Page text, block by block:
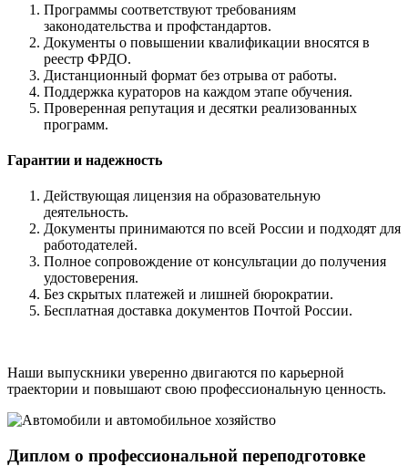
Программы соответствуют требованиям
законодательства и профстандартов.
Документы о повышении квалификации вносятся в
реестр ФРДО.
Дистанционный формат без отрыва от работы.
Поддержка кураторов на каждом этапе обучения.
Проверенная репутация и десятки реализованных
программ.
Гарантии и надежность
Действующая лицензия на образовательную
деятельность.
Документы принимаются по всей России и подходят для
работодателей.
Полное сопровождение от консультации до получения
удостоверения.
Без скрытых платежей и лишней бюрократии.
Бесплатная доставка документов Почтой России.
Наши выпускники уверенно двигаются по карьерной
траектории и повышают свою профессиональную ценность.
Диплом о профессиональной переподготовке